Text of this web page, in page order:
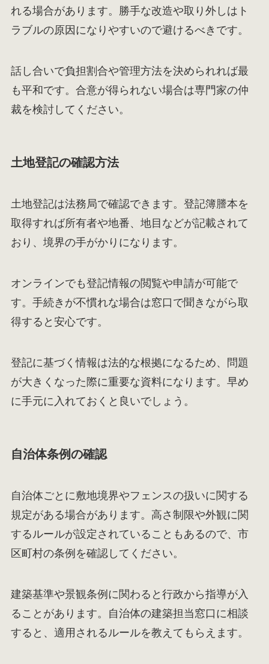
れる場合があります。勝手な改造や取り外しはト
ラブルの原因になりやすいので避けるべきです。
話し合いで負担割合や管理方法を決められれば最
も平和です。合意が得られない場合は専門家の仲
裁を検討してください。
土地登記の確認方法
土地登記は法務局で確認できます。登記簿謄本を
取得すれば所有者や地番、地目などが記載されて
おり、境界の手がかりになります。
オンラインでも登記情報の閲覧や申請が可能で
す。手続きが不慣れな場合は窓口で聞きながら取
得すると安心です。
登記に基づく情報は法的な根拠になるため、問題
が大きくなった際に重要な資料になります。早め
に手元に入れておくと良いでしょう。
自治体条例の確認
自治体ごとに敷地境界やフェンスの扱いに関する
規定がある場合があります。高さ制限や外観に関
するルールが設定されていることもあるので、市
区町村の条例を確認してください。
建築基準や景観条例に関わると行政から指導が入
ることがあります。自治体の建築担当窓口に相談
すると、適用されるルールを教えてもらえます。